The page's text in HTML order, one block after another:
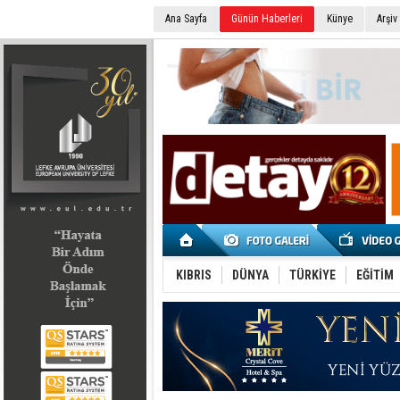
Ana Sayfa Günün Haberleri Künye Arşiv
KIBRIS DÜNYA TÜRKİYE EĞİTİM